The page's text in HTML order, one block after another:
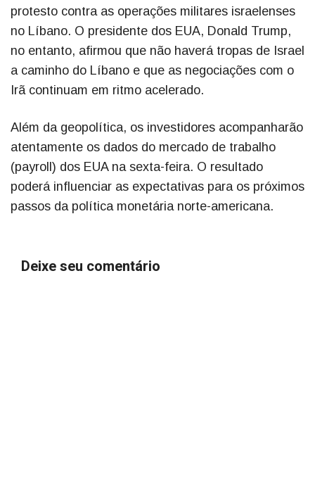
protesto contra as operações militares israelenses
no Líbano. O presidente dos EUA, Donald Trump,
no entanto, afirmou que não haverá tropas de Israel
a caminho do Líbano e que as negociações com o
Irã continuam em ritmo acelerado.
Além da geopolítica, os investidores acompanharão
atentamente os dados do mercado de trabalho
(payroll) dos EUA na sexta-feira. O resultado
poderá influenciar as expectativas para os próximos
passos da política monetária norte-americana.
Deixe seu comentário